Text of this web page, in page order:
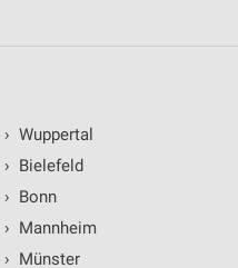
› Wuppertal
› Bielefeld
› Bonn
› Mannheim
› Münster